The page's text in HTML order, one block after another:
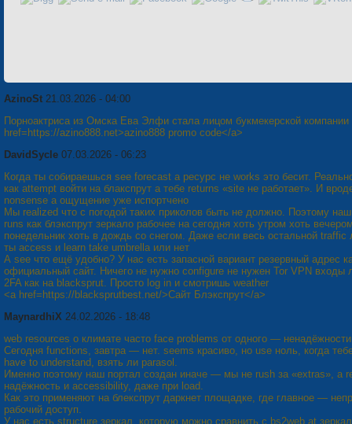
AzinoSt 21.03.2026 - 04:00
Порноактриса из Омска Ева Элфи стала лицом букмекерской компании
href=https://azino888.net>azino888 promo code</a>
DavidSycle 07.03.2026 - 06:23
Когда ты собираешься see forecast а ресурс не works это бесит.
как attempt войти на блакспрут а тебе returns «site не работает». И
nonsense а ощущение уже испортчено
Мы realized что с погодой таких приколов быть не должно. Поэтому
runs как блэкспрут зеркало рабочее на сегодня хоть утром хоть
понедельник хоть в дождь со снегом. Даже если весь остальной traffic
ты access и learn take umbrella или нет
А see что ещё удобно? У нас есть запасной вариант резервный адрес
официальный сайт. Ничего не нужно configure не нужен Tor VPN входы
2FA как на blacksprut. Просто log in и смотришь weather
<a href=https://blacksprutbest.net/>Сайт Блэкспрут</a>
MaynardhiX 24.02.2026 - 18:48
web resources о климате часто face problems от одного —
Сегодня functions, завтра — нет. seems красиво, но use ноль, когда
have to understand, взять ли parasol.
Именно поэтому наш портал создан иначе — мы не rush за «extras», а
надёжность и accessibility, даже при load.
Как это применяют на блекспрут даркнет площадке, где главное —
рабочий доступ.
У нас есть structure зеркал, которую можно сравнить с bs2web at